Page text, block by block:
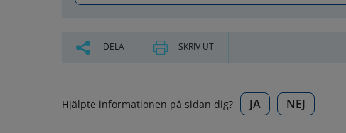
DELA SKRIV UT
Hjälpte informationen på sidan dig? JA NEJ